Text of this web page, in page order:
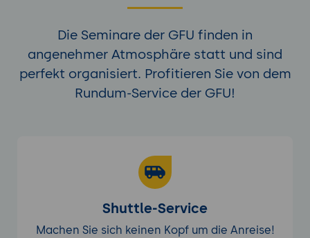
Die Seminare der GFU finden in
angenehmer Atmosphäre statt und sind
perfekt organisiert. Profitieren Sie von dem
Rundum-Service der GFU!
Shuttle-Service
Machen Sie sich keinen Kopf um die Anreise!